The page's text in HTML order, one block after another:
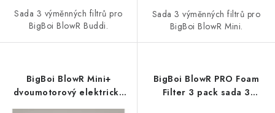
Sada 3 výměnných filtrů pro
BigBoi BlowR Buddi.
Sada 3 výměnných filtrů pro
BigBoi BlowR Mini.
BigBoi BlowR Mini+
dvoumotorový elektrický
vysoušeč
BigBoi BlowR PRO Foam
Filter 3 pack sada 3